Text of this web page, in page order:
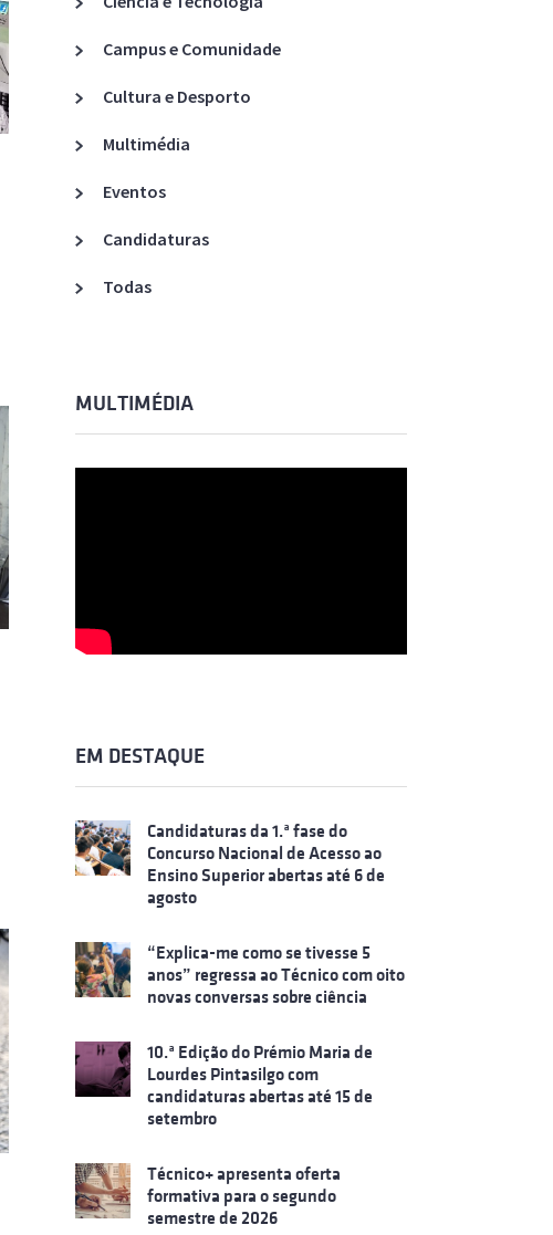
Acreditações A3ES
Campus e Comunidade
Cultura e Desporto
Multimédia
Eventos
Candidaturas
Todas
MULTIMÉDIA
EM DESTAQUE
Candidaturas da 1.ª fase do
Concurso Nacional de Acesso ao
Ensino Superior abertas até 6 de
agosto
“Explica-me como se tivesse 5
anos” regressa ao Técnico com oito
novas conversas sobre ciência
10.ª Edição do Prémio Maria de
Lourdes Pintasilgo com
candidaturas abertas até 15 de
setembro
Técnico+ apresenta oferta
formativa para o segundo
semestre de 2026